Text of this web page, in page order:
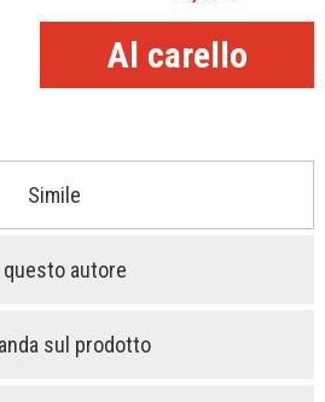
Simile
questo autore
sul prodotto